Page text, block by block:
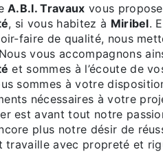
A.B.I. Travaux vous
, si vous habitez à Miribel.
faire de qualité, nous
vous accompagnons
et sommes à l’écoute de
sommes à votre
nécessaires à votre
est avant tout notre
plus notre désir de
travaille avec propreté et